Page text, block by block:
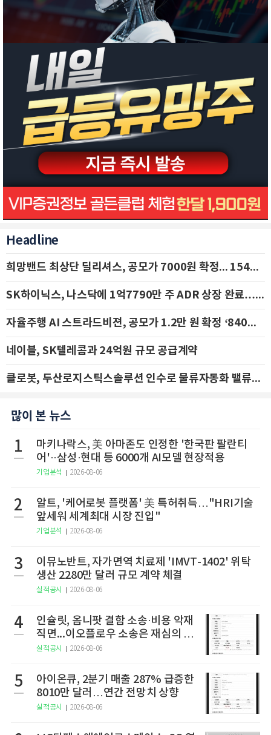
Headline
희망밴드 최상단 딜리셔스, 공모가 7000원 확정... 154억 규모 IPO 돌입
SK하이닉스, 나스닥에 1억7790만 주 ADR 상장 완료…29일 국내 추가 상장
자율주행 AI 스트라드비젼, 공모가 1.2만 원 확정 ‘840억 수혈’
네이블, SK텔레콤과 24억원 규모 공급계약
클로봇, 두산로지스틱스솔루션 인수로 물류자동화 밸류체인 확장 추진 - IBK투자증권
많이 본 뉴스
1
마키나락스, 美 아마존도 인정한 '한국판 팔란티
어'··삼성·현대 등 6000개 AI모델 현장적용
기업분석 2026-08-06
2
알트, '케어로봇 플랫폼' 美 특허취득…"HRI기술
앞세워 세계최대 시장 진입"
기업분석 2026-08-06
3
이뮤노반트, 자가면역 치료제 'IMVT-1402' 위탁
생산 2280만 달러 규모 계약 체결
실적공시 2026-08-06
4
인슐릿, 옴니팟 결함 소송·비용 악재
직면...이오플로우 소송은 재심의 청
구
실적공시 2026-08-06
5
아이온큐, 2분기 매출 287% 급증한
8010만 달러…연간 전망치 상향
실적공시 2026-08-06